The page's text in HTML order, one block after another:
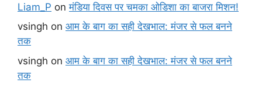
Liam_P onमंडिया दिवस पर चमका ओडिशा का बाजरा मिशन!
vsingh on आम के बाग का सही देखभाल: मंजर से फल बनने
तक
vsingh on आम के बाग का सही देखभाल: मंजर से फल बनने
तक